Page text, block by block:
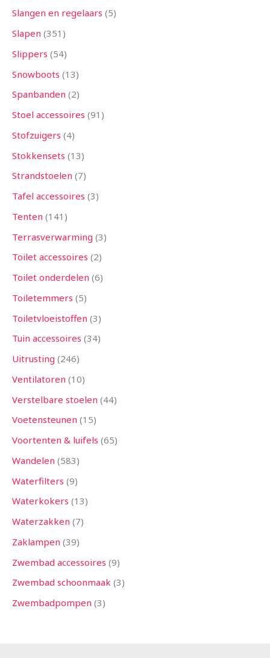
Slangen en regelaars 5
Slapen 351
Slippers 54
Snowboots 13
Spanbanden 2
Stoel accessoires 91
Stofzuigers 4
Stokkensets 13
Strandstoelen 7
Tafel accessoires 3
Tenten 141
Terrasverwarming 3
Toilet accessoires 2
Toilet onderdelen 6
Toiletemmers 5
Toiletvloeistoffen 3
Tuin accessoires 34
Uitrusting 246
Ventilatoren 10
Verstelbare stoelen 44
Voetensteunen 15
Voortenten & luifels 65
Wandelen 583
Waterfilters 9
Waterkokers 13
Waterzakken 7
Zaklampen 39
Zwembad accessoires 9
Zwembad schoonmaak 3
Zwembadpompen 3